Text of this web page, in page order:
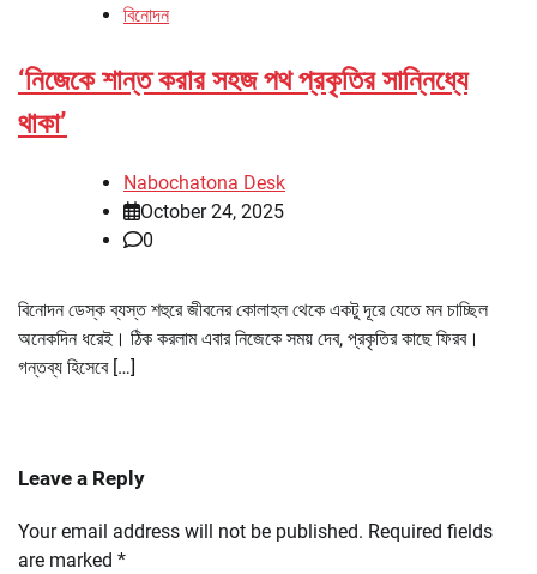
বিনোদন
‘নিজেকে শান্ত করার সহজ পথ প্রকৃতির সান্নিধ্যে
থাকা’
Nabochatona Desk
October 24, 2025
0
বিনোদন ডেস্ক ব্যস্ত শহুরে জীবনের কোলাহল থেকে একটু দূরে যেতে মন চাচ্ছিল
অনেকদিন ধরেই। ঠিক করলাম এবার নিজেকে সময় দেব, প্রকৃতির কাছে ফিরব।
গন্তব্য হিসেবে […]
Leave a Reply
Your email address will not be published. Required fields
are marked *